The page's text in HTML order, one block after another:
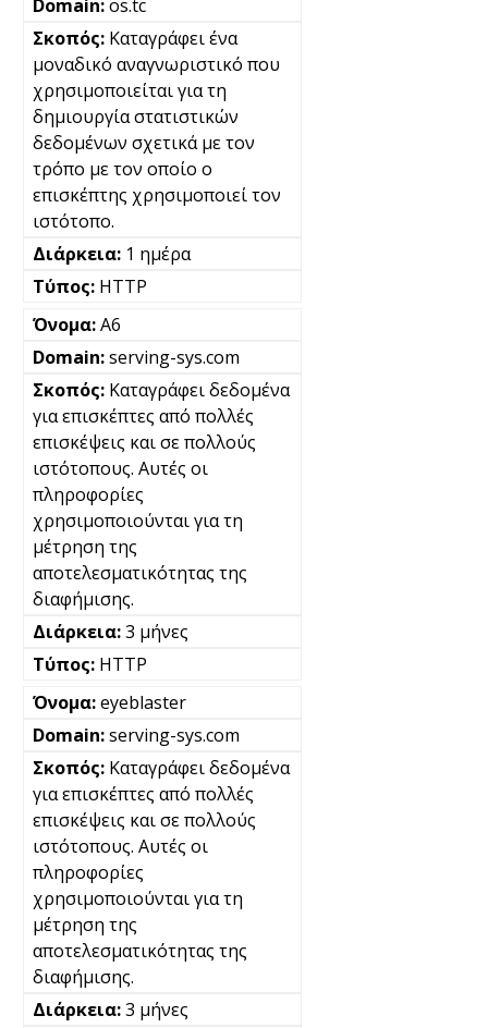
os.tc
Καταγράφει ένα
μοναδικό αναγνωριστικό που
χρησιμοποιείται για τη
δημιουργία στατιστικών
δεδομένων σχετικά με τον
τρόπο με τον οποίο ο
επισκέπτης χρησιμοποιεί τον
ιστότοπο.
1 ημέρα
HTTP
A6
serving-sys.com
Καταγράφει δεδομένα
για επισκέπτες από πολλές
επισκέψεις και σε πολλούς
ιστότοπους. Αυτές οι
πληροφορίες
χρησιμοποιούνται για τη
μέτρηση της
αποτελεσματικότητας της
διαφήμισης.
3 μήνες
HTTP
eyeblaster
serving-sys.com
Καταγράφει δεδομένα
για επισκέπτες από πολλές
επισκέψεις και σε πολλούς
ιστότοπους. Αυτές οι
πληροφορίες
χρησιμοποιούνται για τη
μέτρηση της
αποτελεσματικότητας της
διαφήμισης.
3 μήνες